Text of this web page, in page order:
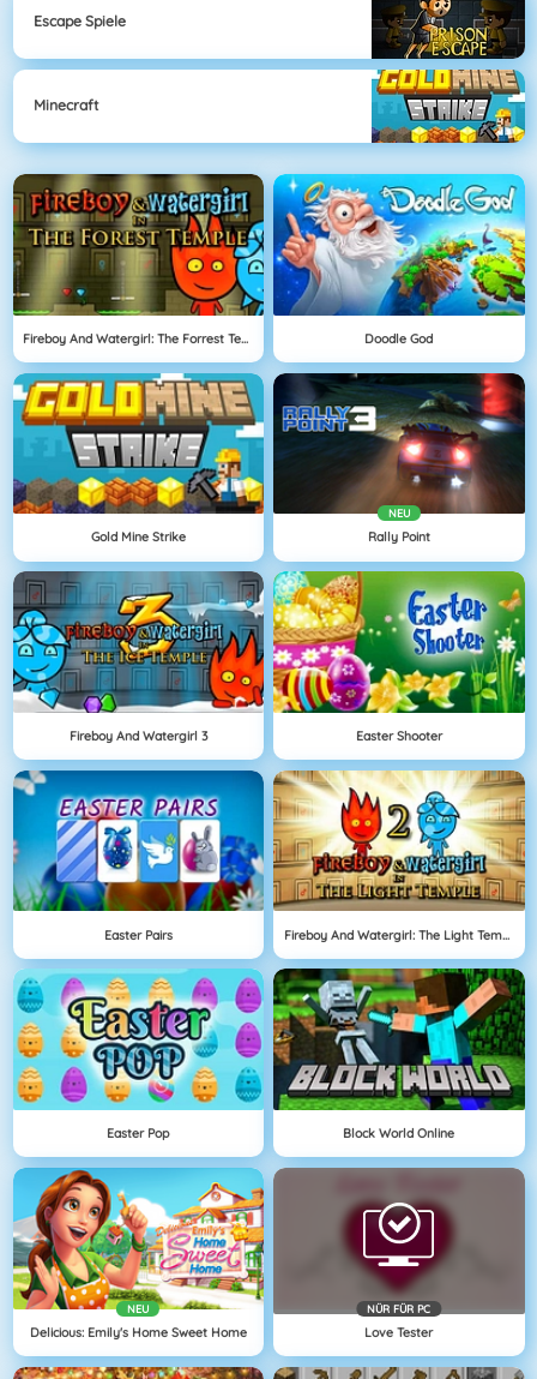
Escape Spiele
Minecraft
Fireboy And Watergirl: The Forrest Temple Doodle God
Gold Mine Strike
NEU
Rally Point
Fireboy And Watergirl 3 Easter Shooter
Easter Pairs Fireboy And Watergirl: The Light Temple
Easter Pop Block World Online
NEU
Delicious: Emily's Home Sweet Home
NÜR FÜR PC
Love Tester